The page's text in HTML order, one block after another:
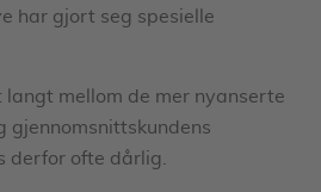
har gjort seg spesielle
langt mellom de mer nyanserte
gjennomsnittskundens
derfor ofte dårlig.